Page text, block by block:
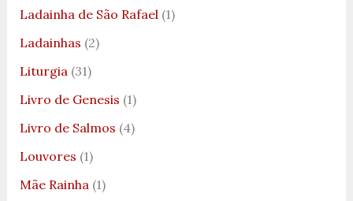
Ladainha de São Rafael(1)
Ladainhas (2)
Liturgia(31)
Livro de Genesis (1)
Livro de Salmos (4)
Louvores (1)
Mãe Rainha(1)